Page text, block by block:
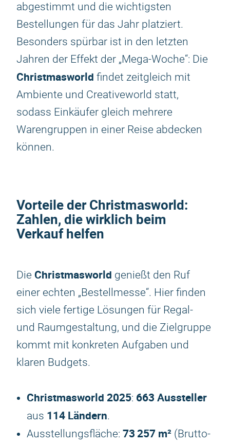
abgestimmt und die wichtigsten
Bestellungen für das Jahr platziert.
Besonders spürbar ist in den letzten
Jahren der Effekt der „Mega-Woche“: Die
Christmasworld findet zeitgleich mit
Ambiente und Creativeworld statt,
sodass Einkäufer gleich mehrere
Warengruppen in einer Reise abdecken
können.
Vorteile derChristmasworld:
Zahlen, die wirklich beim
Verkauf helfen
Die Christmasworld genießt den Ruf
einer echten „Bestellmesse“. Hier finden
sich viele fertige Lösungen für Regal-
und Raumgestaltung, und die Zielgruppe
kommt mit konkreten Aufgaben und
klaren Budgets.
Christmasworld 2025: 663 Aussteller
aus 114 Ländern.
Ausstellungsfläche: 73 257 m² (Brutto-